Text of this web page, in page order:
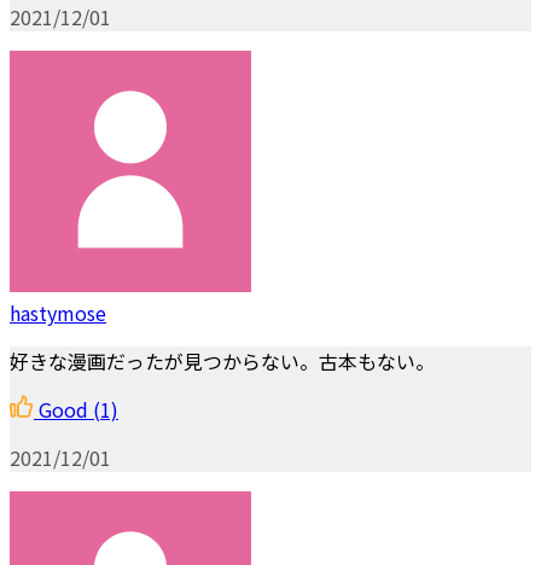
2021/12/01
hastymose
好きな漫画だったが見つからない。古本もない。
Good (1)
2021/12/01